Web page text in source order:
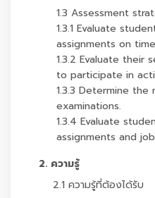
1.3 Assessment
1.3.1 Evaluate
assignments on
1.3.2 Evaluate their
to participate in
1.3.3 Determine
examinations.
1.3.4 Evaluate
assignments and
2. ความรู้
2.1 ความรู้ที่ต้องได้รับ